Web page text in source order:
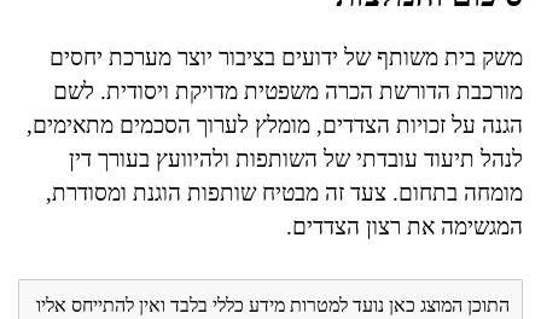
משק בית משותף של ידועים בציבור יוצר מערכת יחסים
מורכבת הדורשת הכרה משפטית מדויקת ויסודית. לשם
הגנה על זכויות הצדדים, מומלץ לערוך הסכמים מתאימים,
לנהל תיעוד עובדתי של השותפות ולהיוועץ בעורך דין
מומחה בתחום. צעד זה מבטיח שותפות הוגנת ומסודרת,
המגשימה את רצון הצדדים.
התוכן המוצג כאן נועד למטרות מידע כללי בלבד ואין להתייחס אליו